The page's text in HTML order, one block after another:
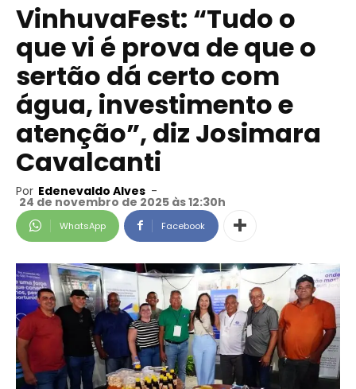
VinhuvaFest: “Tudo o
que vi é prova de que o
sertão dá certo com
água, investimento e
atenção”, diz Josimara
Cavalcanti
Por Edenevaldo Alves -
24 de novembro de 2025 às 12:30h
WhatsApp Facebook